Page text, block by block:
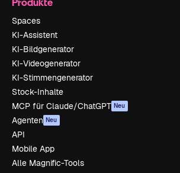
Spaces
KI-Assistent
KI-Bildgenerator
KI-Videogenerator
KI-Stimmengenerator
Stock-Inhalte
MCP für Claude/ChatGPT Neu
Agenten Neu
API
Mobile App
Alle Magnific-Tools